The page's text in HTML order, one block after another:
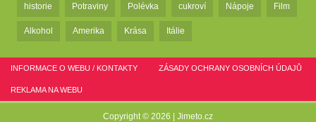
historie Potraviny Polévka cukroví Nápoje Film
Alkohol Amerika Krása Itálie
INFORMACE O WEBU / KONTAKTY ZÁSADY OCHRANY OSOBNÍCH ÚDAJŮ
REKLAMA NA WEBU
Copyright © 2026 | Jimeto.cz